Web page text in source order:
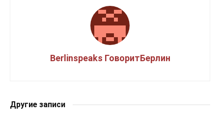
Berlinspeaks ГоворитБерлин
Другие записи